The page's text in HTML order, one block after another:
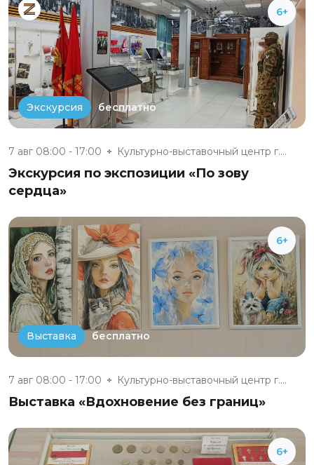
6+
Экскурсия бесплатно
7 авг 08:00 - 17:00 Культурно-выставочный центр г....
Экскурсия по экспозиции «По зову
сердца»
6+
Выставка бесплатно
7 авг 08:00 - 17:00 Культурно-выставочный центр г....
Выставка «Вдохновение без границ»
6+